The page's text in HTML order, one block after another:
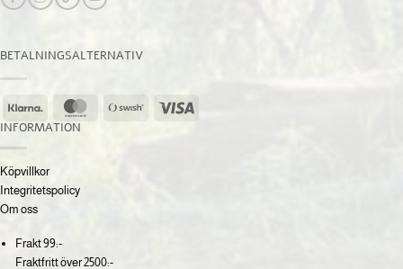
BETALNINGSALTERNATIV
Klarna MasterCardSwish
INFORMATION
Köpvillkor
Integritetspolicy
Om oss
Frakt 99:-
Fraktfritt över 2500:-